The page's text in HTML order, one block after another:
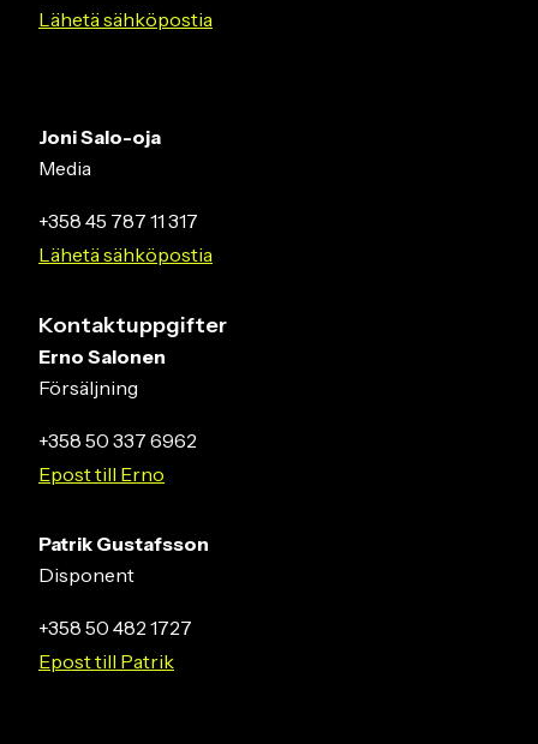
Lähetä sähköpostia
Joni Salo-oja
Media
+358 45 787 11 317
Lähetä sähköpostia
Kontaktuppgifter
Erno Salonen
Försäljning
+358 50 337 6962
Epost till Erno
Patrik Gustafsson
Disponent
+358 50 482 1727
Epost till Patrik